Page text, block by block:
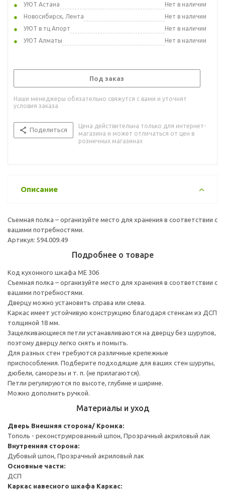
УЮТ Астана
Нет в наличии
Новосибирск, Лента
Нет в наличии
УЮТ в тц Апорт
Нет в наличии
УЮТ Алматы
Нет в наличии
Под заказ
Наши менеджеры обязательно свяжутся с вами и уточнят
условия заказа
Поделиться
Цена действительна только для интернет-
магазина и может отличаться от цен в
розничных магазинах
Описание
Съемная полка – организуйте место для хранения в соответствии с
вашими потребностями.
Артикул: 594.009.49
Подробнее о товаре
Код кухонного шкафа ME 306
Съемная полка – организуйте место для хранения в соответствии с
вашими потребностями.
Дверцу можно установить справа или слева.
Каркас имеет устойчивую конструкцию благодаря стенкам из ДСП
толщиной 18 мм.
Защелкивающиеся петли устанавливаются на дверцу без шурупов,
поэтому дверцу легко снять и помыть.
Для разных стен требуются различные крепежные
приспособления. Подберите подходящие для ваших стен шурупы,
дюбели, саморезы и т. п. (не прилагаются).
Петли регулируются по высоте, глубине и ширине.
Можно дополнить ручкой.
Материалы и уход
Дверь Внешняя сторона/ Кромка:
Тополь - реконструированный шпон, Прозрачный акриловый лак
Внутренняя сторона:
Дубовый шпон, Прозрачный акриловый лак
Основные части:
ДСП
Каркас навесного шкафа Каркас: